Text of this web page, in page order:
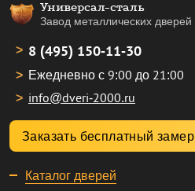
Универсал-сталь
Завод металлических дверей
Каталог дверей
8 (495) 150-11-30
Ежедневно с 9:00 до 21:00
info@dveri-2000.ru
Заказать бесплатный замер